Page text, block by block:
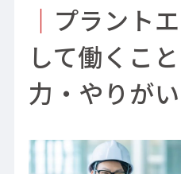
｜ プラント
して働くこ
力・やりがい